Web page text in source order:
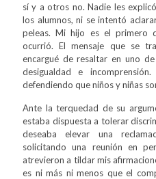
sí y a otros no. Nadie les
los alumnos, ni se intentó
peleas. Mi hijo es el primero
ocurrió. El mensaje que se
encargué de resaltar en uno
desigualdad e
defendiendo que niños y niñas
Ante la terquedad de su
estaba dispuesta a tolerar
deseaba elevar una
solicitando una reunión en
atrevieron a tildar mis
es ni más ni menos que el